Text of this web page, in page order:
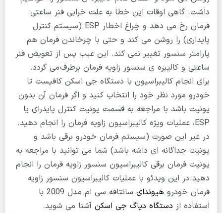
داشت. گاهی اوقات این خطا به علت خرابی فنر ساعتی
فرمان رخ می دهد و چراغ اخطار ESP (سیستم کنترل
پایداری) را روشن می کند و حتی با چرخاندن فرمان هم
پارامتر سنسور تغییر نمی کند. این عیب پس از تعویض فنر
ساعتی و کالیبره ی سنسور زاویه فرمان برطرف می گردد.
برای انجام کالیبراسیون با دستگاه جی اسکن کافیست تا
خودرو مورد نظر خود را انتخاب کنید و اگر فرمان آن بدون
یونیت باشد با مراجعه به قسمت یونیت کنترل پایدرای یا
ESP، عملیات ویژه کالیبراسیون زاویه فرمان را انجام دهید.
در غیر این صورت (سیستم فرمان خودرو برقی باشد و
یونیت جداگانه ای داشه باشد) شما می توانید با مراجعه به
یونیت فرمان برقی کالیبراسیون سنسور زاویه فرمان را انجام
دهید.در این ویدئو با عملیات کالیبراسیون سنسور زاویه
فرمان خودرو هیوندای
سانتافه سی ام مدل 2009 با
استفاده از دستگاه دیاگ جی اسکن آشنا می شوید.